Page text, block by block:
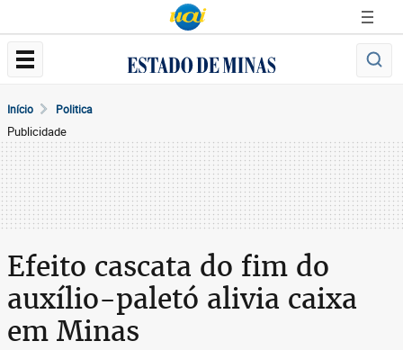
Início Politica
Publicidade
Efeito cascata do fim do
auxílio-paletó alivia caixa
em Minas